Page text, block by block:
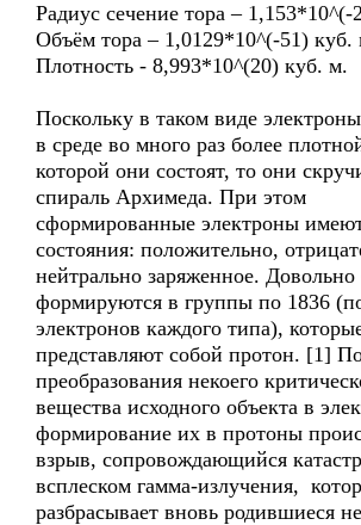
Радиус сечение тора – 1,153*10^(-
Объём тора – 1,0129*10^(-51) куб.
Плотность - 8,993*10^(20) куб. м.
Поскольку в таком виде
в среде во много раз более
которой они состоят, то они
спираль Архимеда. При этом
сформированные электроны
состояния: положительно,
нейтрально заряженное.
формируются в группы по 1836
электронов каждого типа),
представляют собой протон. [1]
преобразования некоего
вещества исходного объекта в
формирование их в протоны
взрыв, сопровождающийся
всплеском гамма-излучения,
разбрасывает вновь родившиеся